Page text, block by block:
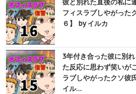
彼と別れた直後の私に
フィスラブしやがった
６】 by イルカ
3年付き合った彼に別
た反応に思わず笑いが
ラブしやがったクソ彼
イル…